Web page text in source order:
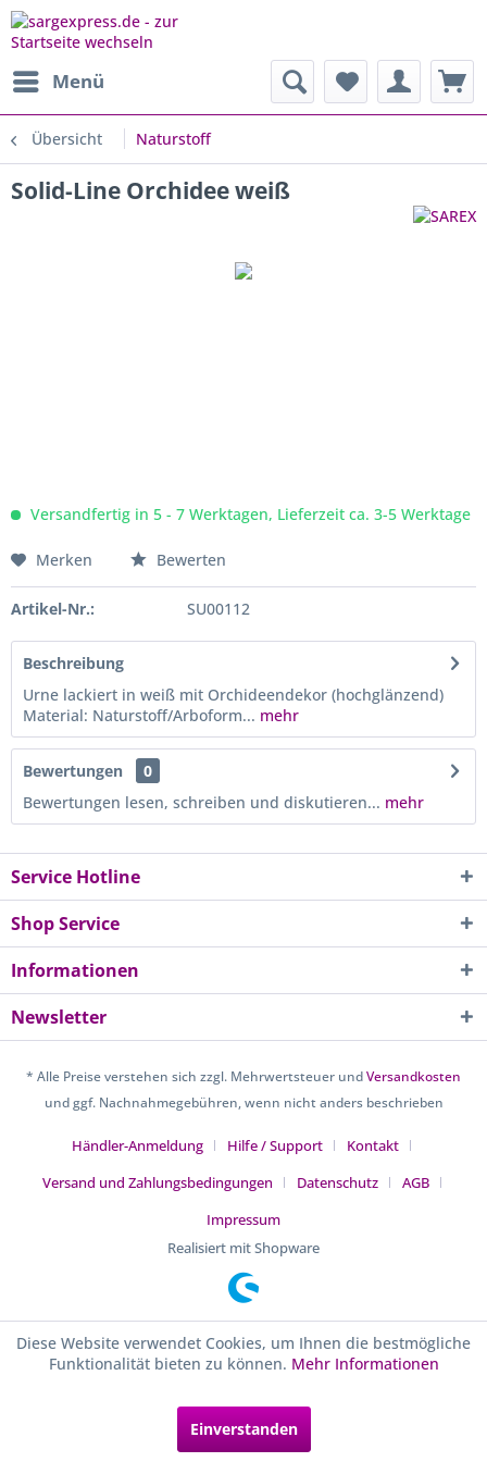
Menü
Übersicht Naturstoff
Solid-Line Orchidee weiß
Versandfertig in 5 - 7 Werktagen, Lieferzeit ca. 3-5 Werktage
Merken Bewerten
Artikel-Nr.: SU00112
Beschreibung
Urne lackiert in weiß mit Orchideendekor (hochglänzend)
Material: Naturstoff/Arboform... mehr
Bewertungen
0
Bewertungen lesen, schreiben und diskutieren... mehr
Service Hotline
Shop Service
Informationen
Newsletter
* Alle Preise verstehen sich zzgl. Mehrwertsteuer undVersandkosten
und ggf. Nachnahmegebühren, wenn nicht anders beschrieben
Händler-Anmeldung Hilfe / Support
Kontakt
Versand und Zahlungsbedingungen
Datenschutz
AGB
Impressum
Realisiert mit Shopware
Diese Website verwendet Cookies, um Ihnen die bestmögliche
Funktionalität bieten zu können. Mehr Informationen
Einverstanden